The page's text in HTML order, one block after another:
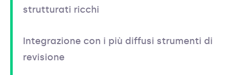
strutturati ricchi
Integrazione con i più diffusi strumenti di
revisione